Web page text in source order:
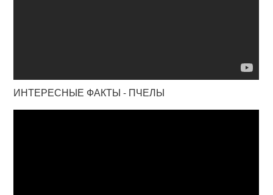
ИНТЕРЕСНЫЕ ФАКТЫ - ПЧЕЛЫ